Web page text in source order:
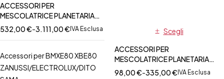
ACCESSORI PER
MESCOLATRICE PLANETARIA
BMXE80 - XBE80
ZANUSSI/ELECTROLUX
532,00€-3.111,00€IVA Esclusa
Accessori per BMXE80 XBE80
ZANUSSI/ELECTROLUX/DITO
Scegli
ACCESSORI PER
MESCOLATRICE PLANETARIA
DITOMIX5
98,00€-335,00€ IVA Esclusa